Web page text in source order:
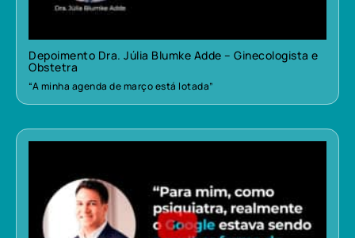
Depoimento Dra. Júlia Blumke Adde – Ginecologista e
Obstetra
“A minha agenda de março está lotada”